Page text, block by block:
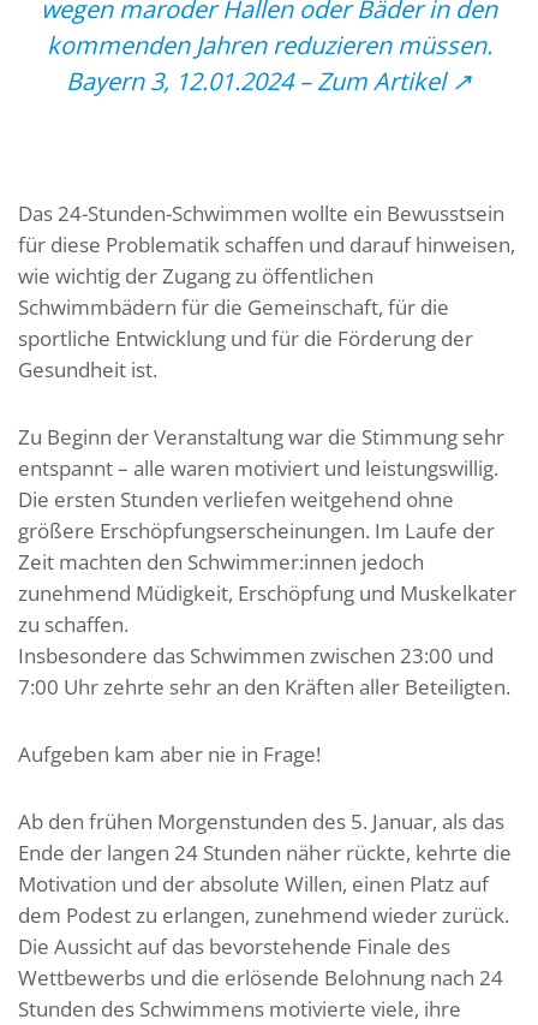
wegen maroder Hallen oder Bäder in den
kommenden Jahren reduzieren müssen.
Bayern 3, 12.01.2024 –Zum Artikel ↗
Das 24-Stunden-Schwimmen wollte ein Bewusstsein
für diese Problematik schaffen und darauf hinweisen,
wie wichtig der Zugang zu öffentlichen
Schwimmbädern für die Gemeinschaft, für die
sportliche Entwicklung und für die Förderung der
Gesundheit ist.
Zu Beginn der Veranstaltung war die Stimmung sehr
entspannt – alle waren motiviert und leistungswillig.
Die ersten Stunden verliefen weitgehend ohne
größere Erschöpfungserscheinungen. Im Laufe der
Zeit machten den Schwimmer:innen jedoch
zunehmend Müdigkeit, Erschöpfung und Muskelkater
zu schaffen.
Insbesondere das Schwimmen zwischen 23:00 und
7:00 Uhr zehrte sehr an den Kräften aller Beteiligten.
Aufgeben kam aber nie in Frage!
Ab den frühen Morgenstunden des 5. Januar, als das
Ende der langen 24 Stunden näher rückte, kehrte die
Motivation und der absolute Willen, einen Platz auf
dem Podest zu erlangen, zunehmend wieder zurück.
Die Aussicht auf das bevorstehende Finale des
Wettbewerbs und die erlösende Belohnung nach 24
Stunden des Schwimmens motivierte viele, ihre